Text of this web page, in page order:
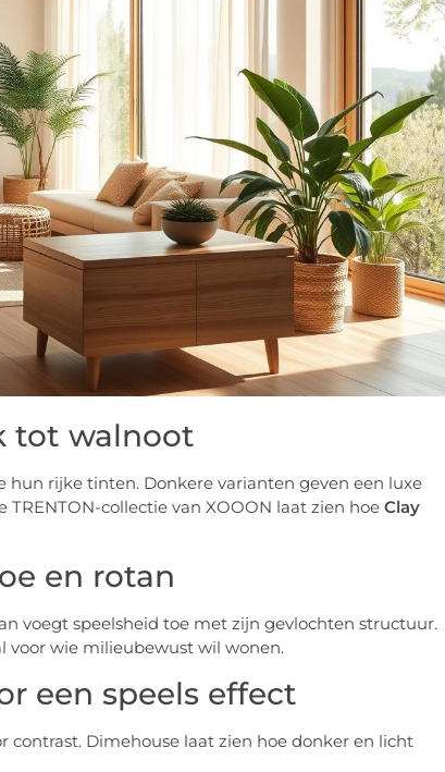
tot walnoot
hun rijke tinten. Donkere varianten geven een luxe
collectie van XOOON laat zien hoe Clay
en rotan
voegt speelsheid toe met zijn gevlochten structuur.
voor wie milieubewust wil wonen.
een speels effect
Dimehouse laat zien hoe donker en licht